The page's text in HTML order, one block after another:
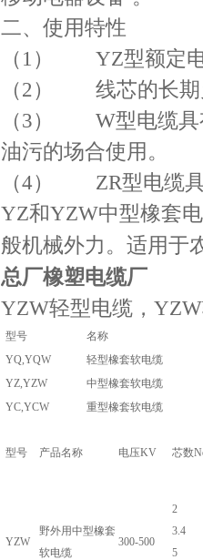
二、使用特性
（1） YZ型额定
（2） 线芯的长期
（3） W型电缆具
油污的场合使用。
（4） ZR型电缆
YZ和YZW中型橡套
般机械外力。适用于
总厂橡塑电缆厂
YZW轻型电缆，
型号
名称
YQ,YQW
轻型橡套软电缆
YZ,YZW
中型橡套软电缆
YC,YCW
重型橡套软电缆
型号 产品名称 电压KV 芯数
YZW
野外用中型橡套
软电缆
300-500
2
3.4
5